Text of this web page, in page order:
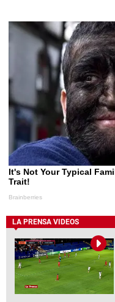
LA PRENSA VIDEOS